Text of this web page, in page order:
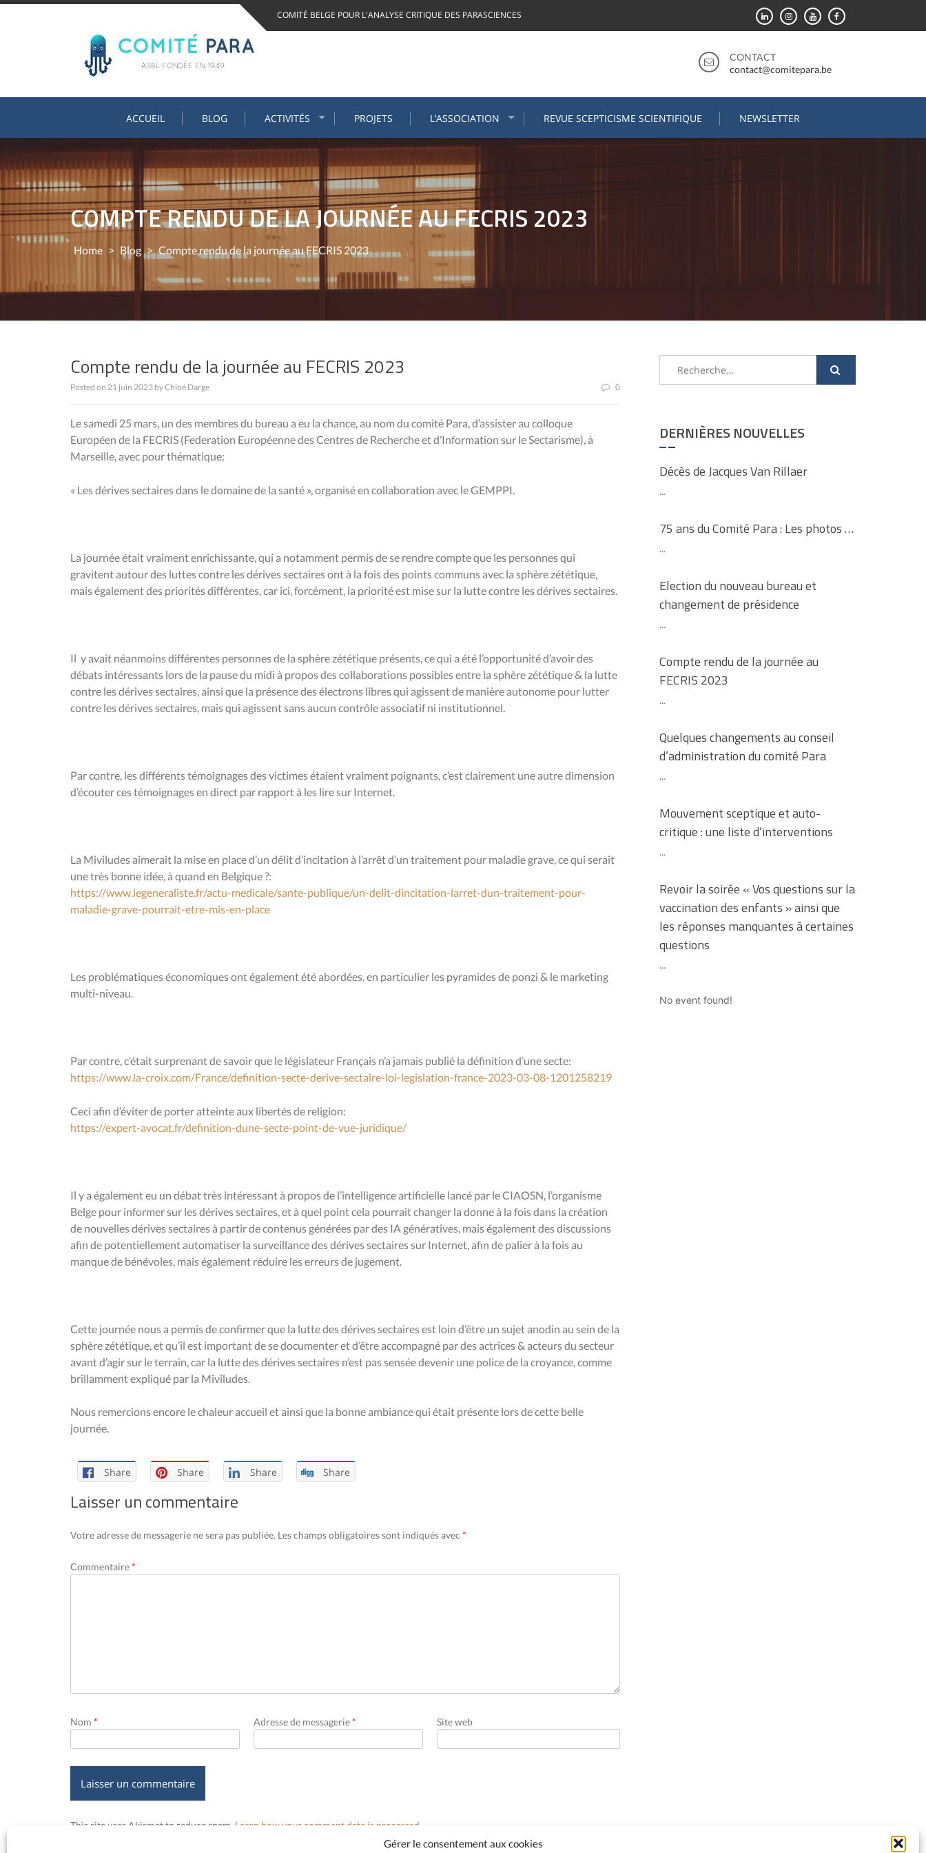
Gérer le consentement aux cookies
Skip
COMITÉ BELGE POUR L'ANALYSE CRITIQUE DES PARASCIENCES
CONTACT
contact@comitepara.be
ACCUEIL BLOG ACTIVITÉS PROJETS L’ASSOCIATION REVUE SCEPTICISME SCIENTIFIQUE NEWSLETTER
COMPTE RENDU DE LA JOURNÉE AU FECRIS 2023
Home > Blog > Compte rendu de la journée au FECRIS 2023
Compte rendu de la journée au FECRIS 2023
Posted on 21 juin 2023 byChloé Darge 0
Le samedi 25 mars, un des membres du bureau a eu la chance, au nom du comité Para, d’assister au colloque
Européen de la FECRIS (Federation Européenne des Centres de Recherche et d’Information sur le Sectarisme), à
Marseille, avec pour thématique:
« Les dérives sectaires dans le domaine de la santé », organisé en collaboration avec le GEMPPI.
La journée était vraiment enrichissante, qui a notamment permis de se rendre compte que les personnes qui
gravitent autour des luttes contre les dérives sectaires ont à la fois des points communs avec la sphère zététique,
mais également des priorités différentes, car ici, forcément, la priorité est mise sur la lutte contre les dérives sectaires.
Il y avait néanmoins différentes personnes de la sphère zététique présents, ce qui a été l’opportunité d’avoir des
débats intéressants lors de la pause du midi à propos des collaborations possibles entre la sphère zététique & la lutte
contre les dérives sectaires, ainsi que la présence des électrons libres qui agissent de manière autonome pour lutter
contre les dérives sectaires, mais qui agissent sans aucun contrôle associatif ni institutionnel.
Par contre, les différents témoignages des victimes étaient vraiment poignants, c’est clairement une autre dimension
d’écouter ces témoignages en direct par rapport à les lire sur Internet.
La Miviludes aimerait la mise en place d’un délit d’incitation à l’arrêt d’un traitement pour maladie grave, ce qui serait
une très bonne idée, à quand en Belgique ?:
https://www.legeneraliste.fr/actu-medicale/sante-publique/un-delit-dincitation-larret-dun-traitement-pour-
maladie-grave-pourrait-etre-mis-en-place
Les problématiques économiques ont également été abordées, en particulier les pyramides de ponzi & le marketing
multi-niveau.
Par contre, c’était surprenant de savoir que le législateur Français n’a jamais publié la définition d’une secte:
https://www.la-croix.com/France/definition-secte-derive-sectaire-loi-legislation-france-2023-03-08-1201258219
Ceci afin d’éviter de porter atteinte aux libertés de religion:
https://expert-avocat.fr/definition-dune-secte-point-de-vue-juridique/
Il y a également eu un débat très intéressant à propos de l’intelligence artificielle lancé par le CIAOSN, l’organisme
Belge pour informer sur les dérives sectaires, et à quel point cela pourrait changer la donne à la fois dans la création
de nouvelles dérives sectaires à partir de contenus générées par des IA génératives, mais également des discussions
afin de potentiellement automatiser la surveillance des dérives sectaires sur Internet, afin de palier à la fois au
manque de bénévoles, mais également réduire les erreurs de jugement.
Cette journée nous a permis de confirmer que la lutte des dérives sectaires est loin d’être un sujet anodin au sein de la
sphère zététique, et qu’il est important de se documenter et d’être accompagné par des actrices & acteurs du secteur
avant d’agir sur le terrain, car la lutte des dérives sectaires n’est pas sensée devenir une police de la croyance, comme
brillamment expliqué par la Miviludes.
Nous remercions encore le chaleur accueil et ainsi que la bonne ambiance qui était présente lors de cette belle
journée.
Share Share Share Share
Laisser un commentaire
Votre adresse de messagerie ne sera pas publiée. Les champs obligatoires sont indiqués avec *
Commentaire*
Nom * Adresse de messagerie* Site web
This site uses Akismet to reduce spam. Learn how your comment data is processed.
DERNIÈRES NOUVELLES
Décès de Jacques Van Rillaer
...
75 ans du Comité Para : Les photos …
...
Election du nouveau bureau et
changement de présidence
...
Compte rendu de la journée au
FECRIS 2023
...
Quelques changements au conseil
d’administration du comité Para
...
Mouvement sceptique et auto-
critique : une liste d’interventions
...
Revoir la soirée « Vos questions sur la
vaccination des enfants » ainsi que
les réponses manquantes à certaines
questions
...
No event found!